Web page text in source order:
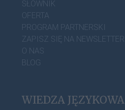
SŁOWNIK
OFERTA
PROGRAM PARTNERSKI
ZAPISZ SIĘ NA NEWSLETTER
O NAS
BLOG
WIEDZA JĘZYKOWA